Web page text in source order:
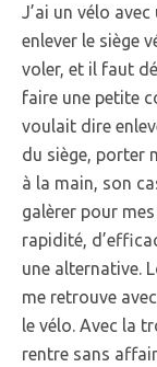
J’ai un vélo
enlever le siège
voler, et il faut
faire une petite
voulait dire
du siège, porter
à la main, son
galèrer pour
rapidité,
une alternative.
me retrouve
le vélo. Avec la
rentre sans